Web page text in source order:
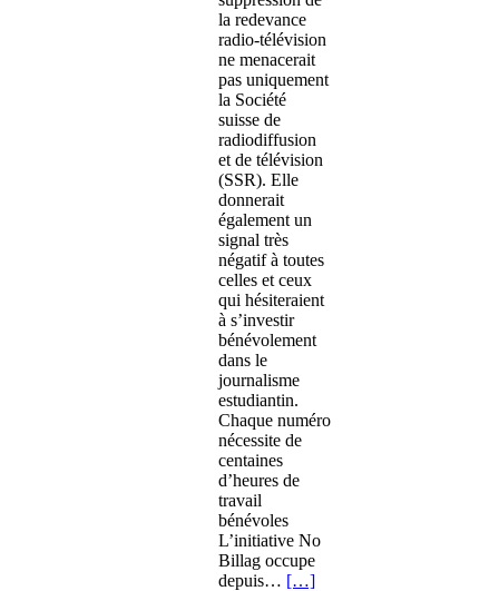
la redevance
radio-télévision
ne menacerait
pas uniquement
la Société
suisse de
radiodiffusion
et de télévision
(SSR). Elle
donnerait
également un
signal très
négatif à toutes
celles et ceux
qui hésiteraient
à s’investir
bénévolement
dans le
journalisme
estudiantin.
Chaque numéro
nécessite de
centaines
d’heures de
travail
bénévoles
L’initiative No
Billag occupe
depuis… […]